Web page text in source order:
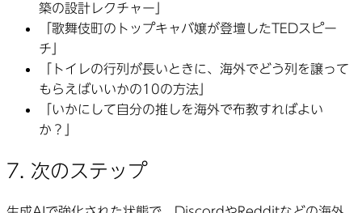
築の設計レクチャー」
「歌舞伎町のトップキャバ嬢が登壇したTEDスピー
チ」
「トイレの行列が長いときに、海外でどう列を譲って
もらえばいいかの10の方法」
「いかにして自分の推しを海外で布教すればよい
か？」
7. 次のステップ